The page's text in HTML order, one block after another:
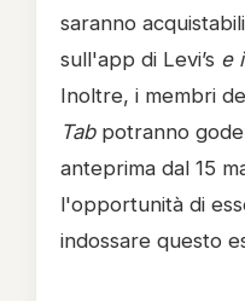
saranno
sull'app di Levi’s e
Inoltre, i membri
Tabpotranno
anteprima dal 15
l'opportunità di
indossare questo